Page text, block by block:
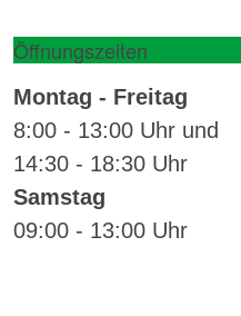
Öffnungszeiten
Montag - Freitag
8:00 - 13:00 Uhr und
14:30 - 18:30 Uhr
Samstag
09:00 - 13:00 Uhr